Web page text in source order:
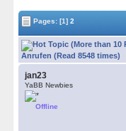
Pages: [1] 2
Anrufen (Read 8548 times)
jan23
YaBB Newbies
Offline